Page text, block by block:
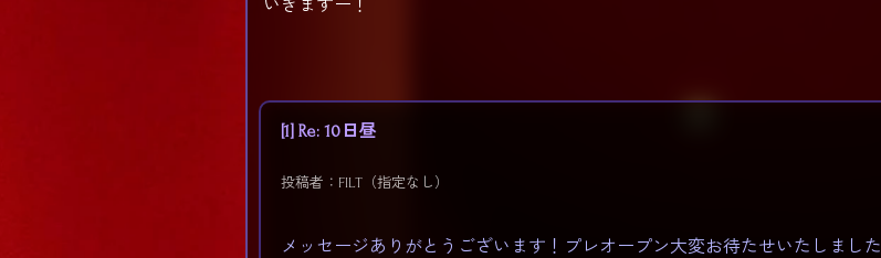
いきますー！
[1] Re: 10日昼
投稿者：FILT（指定なし）
メッセージありがとうございます！プレオープン大変お待たせいたしました